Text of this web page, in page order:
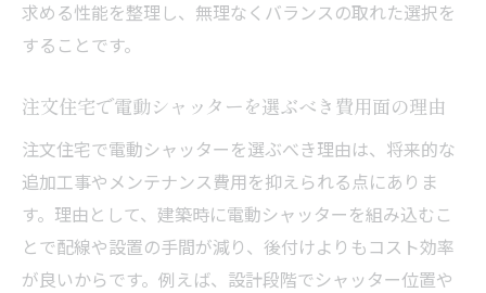
求める性能を整理し、無理なくバランスの取れた選択を
することです。
注文住宅で電動シャッターを選ぶべき費用面の理由
注文住宅で電動シャッターを選ぶべき理由は、将来的な
追加工事やメンテナンス費用を抑えられる点にありま
す。理由として、建築時に電動シャッターを組み込むこ
とで配線や設置の手間が減り、後付けよりもコスト効率
が良いからです。例えば、設計段階でシャッター位置や